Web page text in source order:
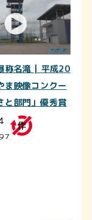
称名滝 | 平成20
ま映像コンクー
部門」優秀賞